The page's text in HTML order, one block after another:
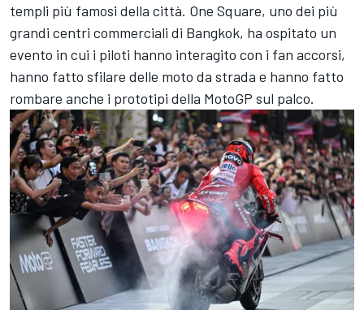
templi più famosi della città. One Square, uno dei più
grandi centri commerciali di Bangkok, ha ospitato un
evento in cui i piloti hanno interagito con i fan accorsi,
hanno fatto sfilare delle moto da strada e hanno fatto
rombare anche i prototipi della MotoGP sul palco.